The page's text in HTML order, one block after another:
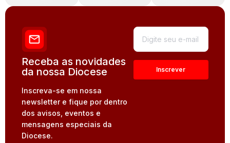
Receba as novidades
da nossa Diocese
Inscreva-se em nossa
newsletter e fique por dentro
dos avisos, eventos e
mensagens especiais da
Diocese.